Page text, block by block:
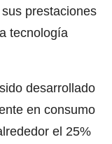
prestaciones
tecnología
desarrollado
en consumo
el 25%